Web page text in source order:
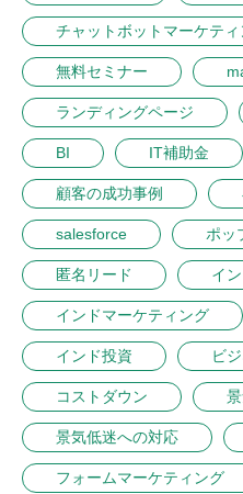
チャットボットマーケティ
無料セミナー
ランディングページ
BI IT補助金
顧客の成功事例
salesforce ポッ
匿名リード イ
インドマーケティング
インド投資 ビ
コストダウン
景気低迷への対応
フォームマーケティング